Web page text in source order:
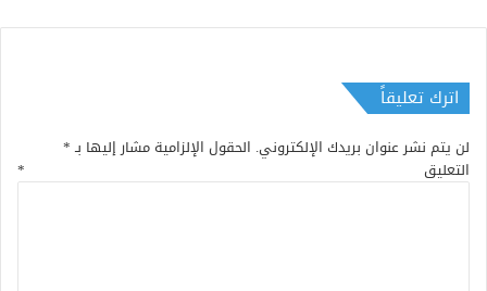
اترك تعليقاً
لن يتم نشر عنوان بريدك الإلكتروني. الحقول الإلزامية مشار إليها بـ*
التعليق *